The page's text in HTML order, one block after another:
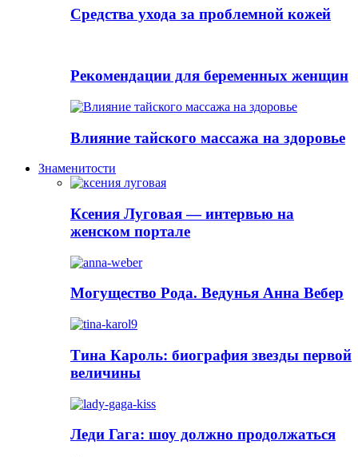
Cредства ухода за проблемной кожей
Рекомендации для беременных женщин
Влияние тайского массажа на здоровье
Знаменитости
Ксения Луговая — интервью на
женском портале
Могущество Рода. Ведунья Анна Вебер
Тина Кароль: биография звезды первой
величины
Леди Гага: шоу должно продолжаться